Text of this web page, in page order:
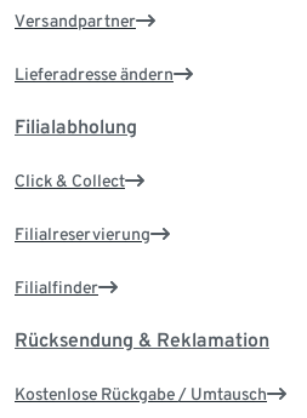
Versandpartner
Lieferadresse ändern
Filialabholung
Click & Collect
Filialreservierung
Filialfinder
Rücksendung & Reklamation
Kostenlose Rückgabe / Umtausch